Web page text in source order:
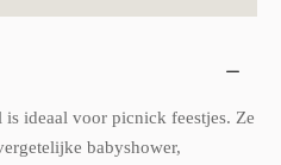
ideaal voor picnick feestjes. Ze
babyshower,